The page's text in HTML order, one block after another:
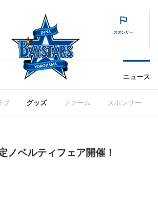
スポンサー
ニュース
ブ グッズ ファーム スポンサー
ノベルティフェア開催！